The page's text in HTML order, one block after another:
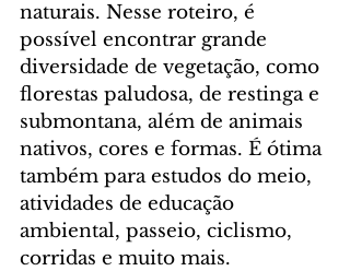
naturais. Nesse roteiro, é
possível encontrar grande
diversidade de vegetação, como
florestas paludosa, de restinga e
submontana, além de animais
nativos, cores e formas. É ótima
também para estudos do meio,
atividades de educação
ambiental, passeio, ciclismo,
corridas e muito mais.